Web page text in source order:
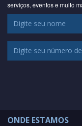
serviços, eventos e muito
ONDE ESTAMOS